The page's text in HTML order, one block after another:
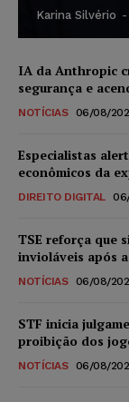
Karina Silvério -
IA da Anthropic
segurança e
NOTÍCIAS 06/08/
Especialistas
econômicos da
DIREITO DIGITAL
TSE reforça que
invioláveis após
NOTÍCIAS 06/08/
STF inicia
proibição dos
NOTÍCIAS 06/08/